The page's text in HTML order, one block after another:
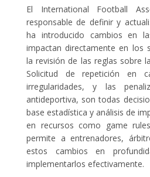
El International Football
responsable de definir y
ha introducido cambios en
impactan directamente en los
la revisión de las reglas sobre
Solicitud de repetición en
irregularidades, y las
antideportiva, son todas
base estadística y análisis de
en recursos como game
permite a entrenadores,
estos cambios en
implementarlos efectivamente.